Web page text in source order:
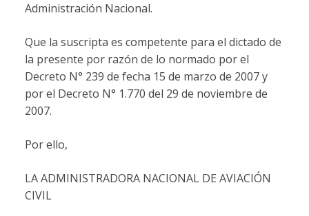
Administración Nacional.
Que la suscripta es competente para el dictado de
la presente por razón de lo normado por el
Decreto N° 239 de fecha 15 de marzo de 2007 y
por el Decreto N° 1.770 del 29 de noviembre de
2007.
Por ello,
LA ADMINISTRADORA NACIONAL DE AVIACIÓN
CIVIL